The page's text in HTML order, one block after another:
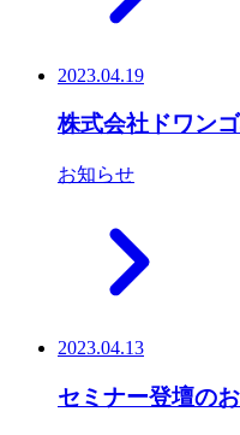
2023.04.19
株式会社ドワン
お知らせ
2023.04.13
セミナー登壇の